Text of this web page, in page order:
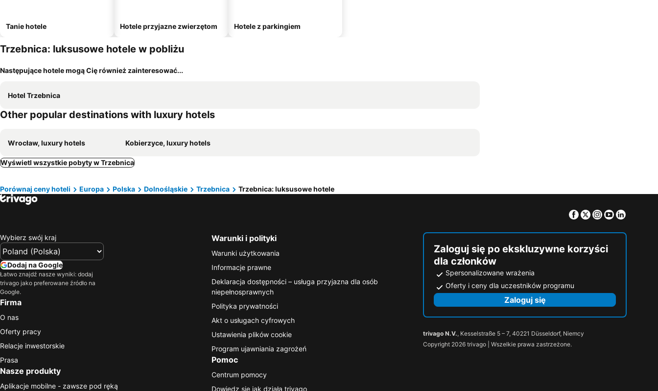
Tanie hotele Hotele przyjazne zwierzętom Hotele z parkingiem
Trzebnica: luksusowe hotele w pobliżu
Następujące hotele mogą Cię również zainteresować...
Hotel Trzebnica
Other popular destinations with luxury hotels
Wrocław, luxury hotels Kobierzyce, luxury hotels
Wyświetl wszystkie pobyty w Trzebnica
Porównaj ceny hoteli Europa Polska Dolnośląskie Trzebnica Trzebnica: luksusowe hotele
Facebook
TwitterInstagram
Youtube
Wybierz swój kraj
Dodaj na Google
Łatwo znajdź nasze wyniki: dodaj
trivago jako preferowane źródło na
Google.
Firma
O nas
Oferty pracy
Relacje inwestorskie
Prasa
Nasze produkty
Aplikacje mobilne - zawsze pod ręką
Warunki i polityki
Warunki użytkowania
Informacje prawne
Deklaracja dostępności – usługa przyjazna dla osób
niepełnosprawnych
Polityka prywatności
Akt o usługach cyfrowych
Ustawienia plików cookie
Program ujawniania zagrożeń
Pomoc
Centrum pomocy
Dowiedz się jak działa trivago
Zaloguj się po ekskluzywne korzyści
dla członków
Spersonalizowane wrażenia
Oferty i ceny dla uczestników programu
Zaloguj się
trivago N.V., Kesselstraße 5 – 7, 40221 Düsseldorf, Niemcy
Copyright 2026 trivago | Wszelkie prawa zastrzeżone.